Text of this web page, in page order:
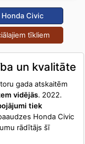
Civic
tīkliem
un kvalitāte
gada atskaitēm
vidējās. 2022.
tiek
Honda Civic
rādītājs šī